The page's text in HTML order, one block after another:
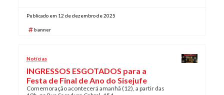
Publicado em 12 de dezembro de 2025
banner
Notícias
INGRESSOS ESGOTADOS para a
Festa de Final de Ano do Sisejufe
Comemoração acontecerá amanhã (12), a partir das